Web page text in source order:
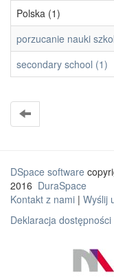
Polska (1)
porzucanie nauki
secondary school (1)
DSpace software
2016 DuraSpace
Kontakt z nami | Wyślij
Deklaracja dostępności